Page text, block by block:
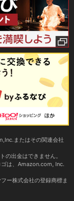
またはその関連会社
の出金はできません。
は、Amazon.com, Inc.
ー株式会社の登録商標ま